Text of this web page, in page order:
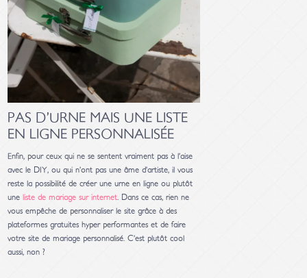
PAS D’URNE MAIS UNE LISTE
EN LIGNE PERSONNALISÉE
Enfin, pour ceux qui ne se sentent vraiment pas à l’aise
avec le DIY, ou qui n’ont pas une âme d’artiste, il vous
reste la possibilité de créer une urne en ligne ou plutôt
une liste de mariage sur internet . Dans ce cas, rien ne
vous empêche de personnaliser le site grâce à des
plateformes gratuites hyper performantes et de faire
votre site de mariage personnalisé. C’est plutôt cool
aussi, non ?